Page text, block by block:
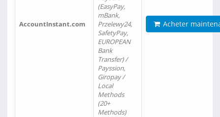
AccountInstant.com
(EasyPay,
mBank,
Przelewy24,
SafetyPay,
EUROPEAN
Bank
Transfer) /
Payssion,
Giropay /
Local
Methods
(20+
Methods)
Acheter